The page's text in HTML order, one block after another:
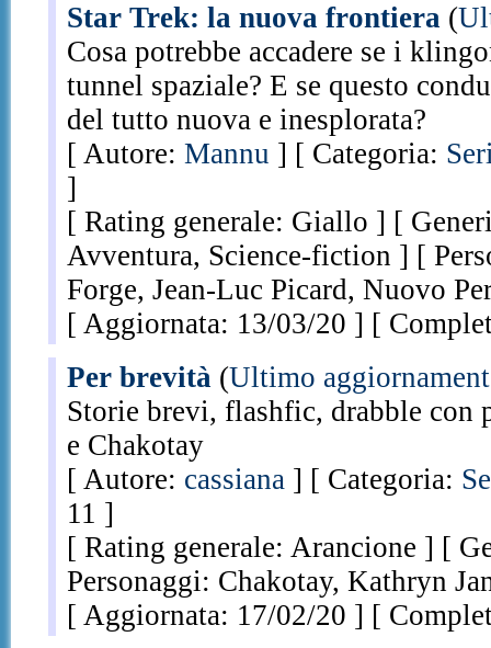
Star Trek: la nuova frontiera (
Cosa potrebbe accadere se i
tunnel spaziale? E se questo
del tutto nuova e inesplorata?
[ Autore: Mannu ] [ Categoria:
]
[ Rating generale: Giallo ] [
Avventura, Science-fiction ] [
Forge, Jean-Luc Picard, Nuovo
[ Aggiornata: 13/03/20 ] [
Per brevità (Ultimo
Storie brevi, flashfic, drabble con
e Chakotay
[ Autore: cassiana] [ Categoria:
11 ]
[ Rating generale: Arancione ] [
Personaggi: Chakotay, Kathryn
[ Aggiornata: 17/02/20 ] [